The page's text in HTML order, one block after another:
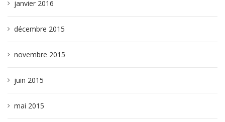
janvier 2016
décembre 2015
novembre 2015
juin 2015
mai 2015